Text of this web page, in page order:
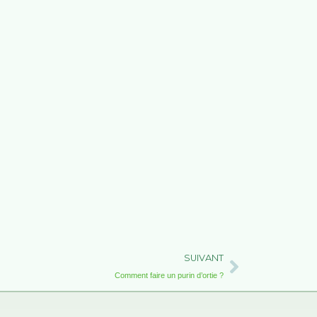
SUIVANT
Comment faire un purin d’ortie ?
Suivant